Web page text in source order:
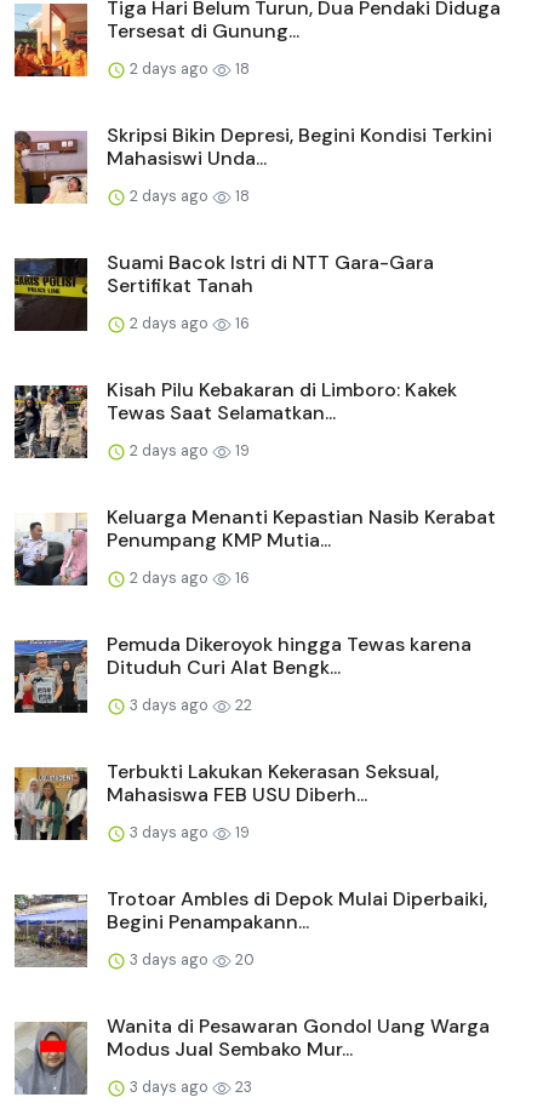
Tiga Hari Belum Turun, Dua Pendaki Diduga
Tersesat di Gunung...
2 days ago 18
Skripsi Bikin Depresi, Begini Kondisi Terkini
Mahasiswi Unda...
2 days ago 18
Suami Bacok Istri di NTT Gara-Gara
Sertifikat Tanah
2 days ago 16
Kisah Pilu Kebakaran di Limboro: Kakek
Tewas Saat Selamatkan...
2 days ago 19
Keluarga Menanti Kepastian Nasib Kerabat
Penumpang KMP Mutia...
2 days ago 16
Pemuda Dikeroyok hingga Tewas karena
Dituduh Curi Alat Bengk...
3 days ago 22
Terbukti Lakukan Kekerasan Seksual,
Mahasiswa FEB USU Diberh...
3 days ago 19
Trotoar Ambles di Depok Mulai Diperbaiki,
Begini Penampakann...
3 days ago 20
Wanita di Pesawaran Gondol Uang Warga
Modus Jual Sembako Mur...
3 days ago 23